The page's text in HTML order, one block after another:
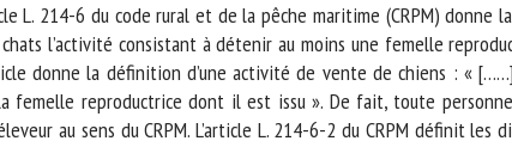
L. 214-6 du code rural et de la pêche maritime (CRPM) donne
l’activité consistant à détenir au moins une femelle
donne la définition d’une activité de vente de chiens : «
femelle reproductrice dont il est issu ». De fait, toute
au sens du CRPM. L’article L. 214-6-2 du CRPM définit les
le cadre de la relation avec le CNR BEA. *
suivis de * sont obligatoires